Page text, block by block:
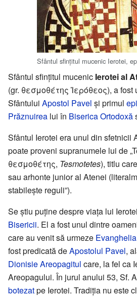
Sfântul sfințitul mucenic Ierotei,
Sfântul sfințitul mucenic Ierotei al
(gr. θεσμοθέτης Ἱερόθεος), a fost
Sfântului Apostol Pavel și primul
Prăznuirea lui în Biserica Ortodoxă
Sfântul Ierotei era unul din sfetnicii
poate proveni supranumele lui de
θεσμοθέτης, Tesmotetes), titlu
sau arhonte junior al Atenei
stabilește reguli”).
Se știu puține despre viața lui
Bisericii. El a fost unul dintre
care au venit să urmeze
fost predicată deApostolul Pavel,
Dionisie Areopagitul care, la fel ca
Areopagului. În jurul anului 53, Sf.
botezatpe Ierotei. Tradiția nu este